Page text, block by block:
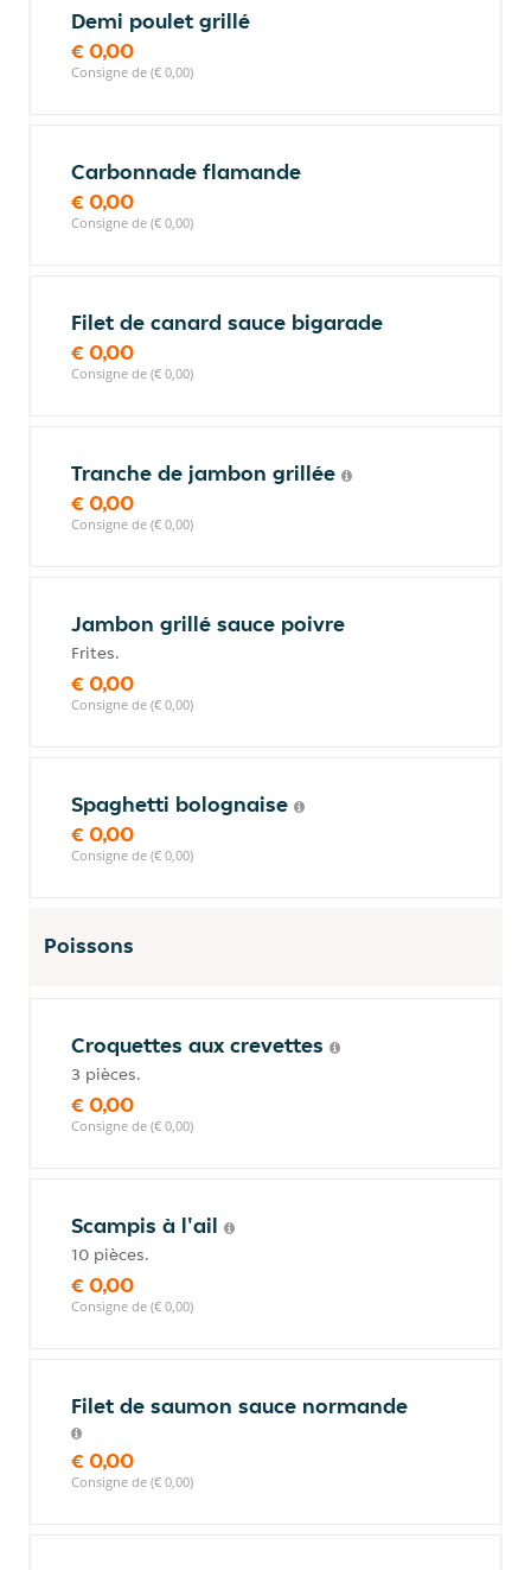
Demi poulet grillé
€ 0,00
Consigne de (€ 0,00)
Carbonnade flamande
€ 0,00
Consigne de (€ 0,00)
Filet de canard sauce bigarade
€ 0,00
Consigne de (€ 0,00)
Tranche de jambon grillée
€ 0,00
Consigne de (€ 0,00)
Jambon grillé sauce poivre
Frites.
€ 0,00
Consigne de (€ 0,00)
Spaghetti bolognaise
€ 0,00
Consigne de (€ 0,00)
Poissons
Croquettes aux crevettes
3 pièces.
€ 0,00
Consigne de (€ 0,00)
Scampis à l'ail
10 pièces.
€ 0,00
Consigne de (€ 0,00)
Filet de saumon sauce normande
€ 0,00
Consigne de (€ 0,00)